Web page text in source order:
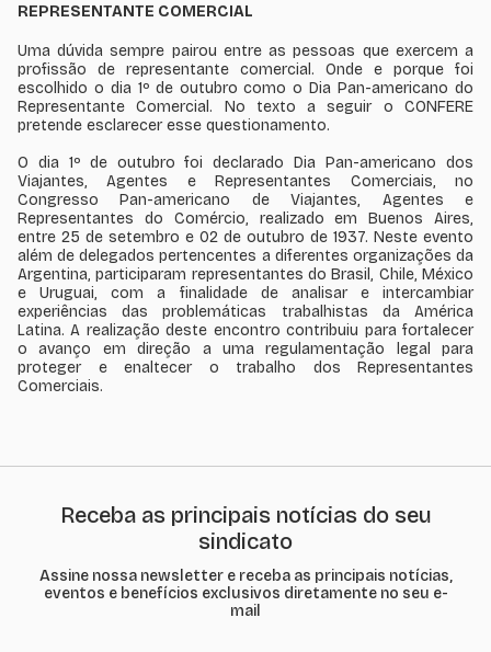
REPRESENTANTE COMERCIAL
Uma dúvida sempre pairou entre as pessoas que exercem a
profissão de representante comercial. Onde e porque foi
escolhido o dia 1º de outubro como o Dia Pan-americano do
Representante Comercial. No texto a seguir o CONFERE
pretende esclarecer esse questionamento.
O dia 1º de outubro foi declarado Dia Pan-americano dos
Viajantes, Agentes e Representantes Comerciais, no
Congresso Pan-americano de Viajantes, Agentes e
Representantes do Comércio, realizado em Buenos Aires,
entre 25 de setembro e 02 de outubro de 1937. Neste evento
além de delegados pertencentes a diferentes organizações da
Argentina, participaram representantes do Brasil, Chile, México
e Uruguai, com a finalidade de analisar e intercambiar
experiências das problemáticas trabalhistas da América
Latina. A realização deste encontro contribuiu para fortalecer
o avanço em direção a uma regulamentação legal para
proteger e enaltecer o trabalho dos Representantes
Comerciais.
Receba as principais notícias do seu
sindicato
Assine nossa newsletter e receba as principais notícias,
eventos e benefícios exclusivos diretamente no seu e-
mail